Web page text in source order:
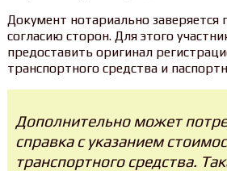
Документ нотариально
согласию сторон. Для этого
предоставить оригинал
транспортного средства и
Дополнительно может
справка с указанием
транспортного средства.